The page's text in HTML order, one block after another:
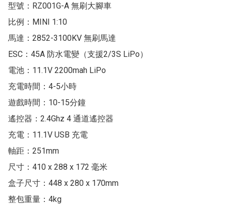
型號：RZ001G-A 無刷大腳車
比例：MINI 1:10
馬達：2852-3100KV 無刷馬達
ESC：45A 防水電變（支援2/3S LiPo）
電池：11.1V 2200mah LiPo
充電時間：4-5小時
遊戲時間：10-15分鐘
遙控器：2.4Ghz 4 通道遙控器
充電：11.1V USB 充電
軸距：251mm
尺寸：410 x 288 x 172 毫米
盒子尺寸：448 x 280 x 170mm
整包重量：4kg